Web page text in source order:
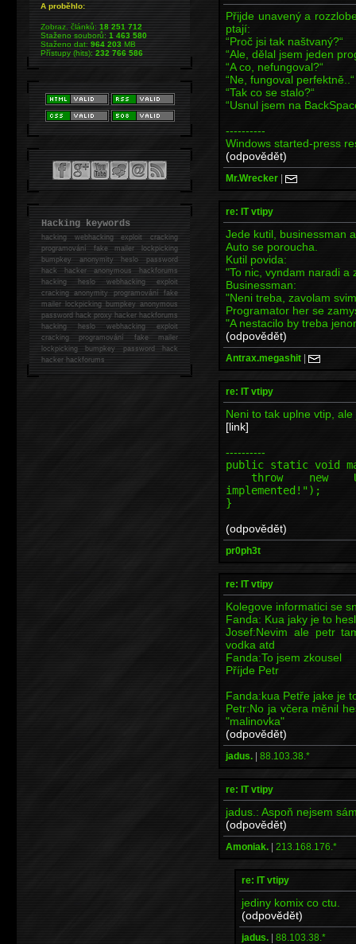
Přijde unavený a
ptají:
“Proč jsi tak naštvaný?“
“Ale, dělal jsem jeden
“A co, nefungoval?“
“Ne, fungoval perfektně..“
“Tak co se stalo?“
“Usnul jsem na
----------
Windows started-press
(odpovědět)
Mr.Wrecker |
re: IT vtipy
Jede kutil, businessman
Auto se poroucha.
Kutil povida:
"To nic, vyndam naradi a
Businessman:
"Neni treba, zavolam
Programator her se
"A nestacilo by treba
(odpovědět)
Antrax.megashit |
re: IT vtipy
Neni to tak uplne vtip,
[link]
----------
public static void
throw new
implemented!");
}
(odpovědět)
pr0ph3t
re: IT vtipy
Kolegove informatici se
Fanda: Kua jaky je to
Josef:Nevim ale petr
vodka atd
Fanda:To jsem zkousel
Příjde Petr
Fanda:kua Petře jake je
Petr:No ja včera měnil
"malinovka"
(odpovědět)
jadus. | 88.103.38.*
re: IT vtipy
jadus.: Aspoň nejsem
(odpovědět)
Amoniak. | 213.168.176.*
re: IT vtipy
jediny komix co ctu.
(odpovědět)
jadus. | 88.103.38.*
A proběhlo:
Zobraz. článků:18 251 712
Staženo souborů:1 463 580
Staženo dat:964 203MB
Přístupy (hits):232 766 586
Hacking keywords
hackingwebhacking exploit cracking
programování fake mailer lockpicking
bumpkey anonymity heslo password
hackhacker anonymous hackforums
hackingheslo webhacking exploit
cracking anonymity programování fake
mailer lockpicking bumpkey anonymous
password hack proxy hacker hackforums
hacking heslo webhacking exploit
cracking programování fake mailer
lockpicking bumpkey password hack
hackerhackforums